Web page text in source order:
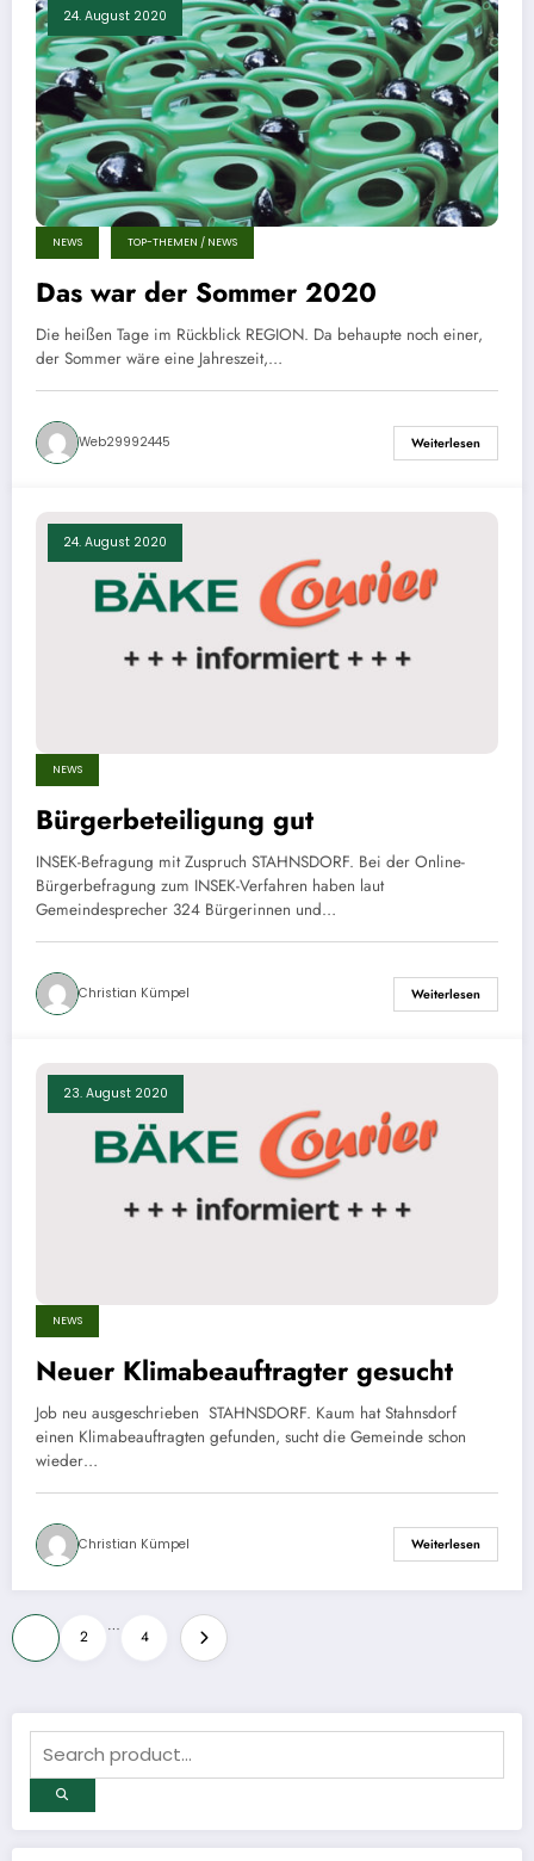
24. August 2020
NEWS TOP-THEMEN / NEWS
Das war der Sommer 2020
Die heißen Tage im Rückblick REGION. Da behaupte noch einer,
der Sommer wäre eine Jahreszeit,…
Web29992445 Weiterlesen
24. August 2020
NEWS
Bürgerbeteiligung gut
INSEK-Befragung mit Zuspruch STAHNSDORF. Bei der Online-
Bürgerbefragung zum INSEK-Verfahren haben laut
Gemeindesprecher 324 Bürgerinnen und…
Christian Kümpel Weiterlesen
23. August 2020
NEWS
Neuer Klimabeauftragter gesucht
Job neu ausgeschrieben STAHNSDORF. Kaum hat Stahnsdorf
einen Klimabeauftragten gefunden, sucht die Gemeinde schon
wieder…
Christian Kümpel Weiterlesen
Seitennummerierung
der
Beiträge
2
…
4